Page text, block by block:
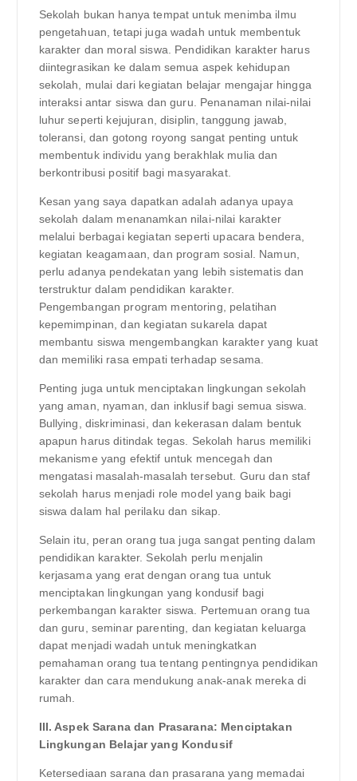
Sekolah bukan hanya tempat untuk menimba ilmu
pengetahuan, tetapi juga wadah untuk membentuk
karakter dan moral siswa. Pendidikan karakter harus
diintegrasikan ke dalam semua aspek kehidupan
sekolah, mulai dari kegiatan belajar mengajar hingga
interaksi antar siswa dan guru. Penanaman nilai-nilai
luhur seperti kejujuran, disiplin, tanggung jawab,
toleransi, dan gotong royong sangat penting untuk
membentuk individu yang berakhlak mulia dan
berkontribusi positif bagi masyarakat.
Kesan yang saya dapatkan adalah adanya upaya
sekolah dalam menanamkan nilai-nilai karakter
melalui berbagai kegiatan seperti upacara bendera,
kegiatan keagamaan, dan program sosial. Namun,
perlu adanya pendekatan yang lebih sistematis dan
terstruktur dalam pendidikan karakter.
Pengembangan program mentoring, pelatihan
kepemimpinan, dan kegiatan sukarela dapat
membantu siswa mengembangkan karakter yang kuat
dan memiliki rasa empati terhadap sesama.
Penting juga untuk menciptakan lingkungan sekolah
yang aman, nyaman, dan inklusif bagi semua siswa.
Bullying, diskriminasi, dan kekerasan dalam bentuk
apapun harus ditindak tegas. Sekolah harus memiliki
mekanisme yang efektif untuk mencegah dan
mengatasi masalah-masalah tersebut. Guru dan staf
sekolah harus menjadi role model yang baik bagi
siswa dalam hal perilaku dan sikap.
Selain itu, peran orang tua juga sangat penting dalam
pendidikan karakter. Sekolah perlu menjalin
kerjasama yang erat dengan orang tua untuk
menciptakan lingkungan yang kondusif bagi
perkembangan karakter siswa. Pertemuan orang tua
dan guru, seminar parenting, dan kegiatan keluarga
dapat menjadi wadah untuk meningkatkan
pemahaman orang tua tentang pentingnya pendidikan
karakter dan cara mendukung anak-anak mereka di
rumah.
III. Aspek Sarana dan Prasarana: Menciptakan
Lingkungan Belajar yang Kondusif
Ketersediaan sarana dan prasarana yang memadai